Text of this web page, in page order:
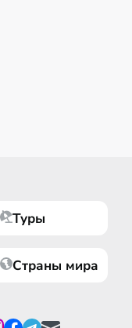
Туры
Страны мира